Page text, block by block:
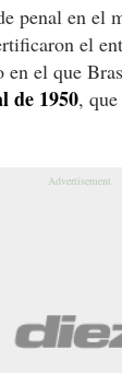
penal en el
el
en el que
de 1950,